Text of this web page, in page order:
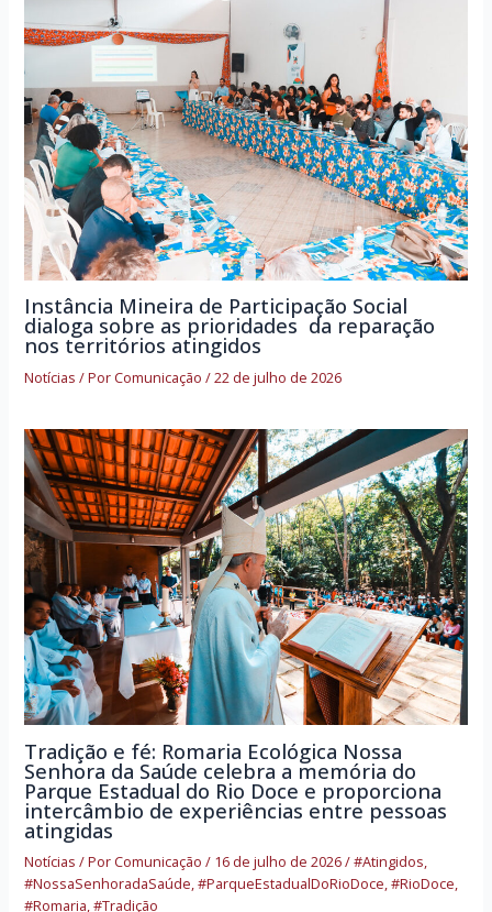
Instância Mineira de Participação Social
dialoga sobre as prioridades da reparação
nos territórios atingidos
Notícias / PorComunicação/22 de julho de 2026
Tradição e fé: Romaria Ecológica Nossa
Senhora da Saúde celebra a memória do
Parque Estadual do Rio Doce e proporciona
intercâmbio de experiências entre pessoas
atingidas
Notícias / PorComunicação/ 16 de julho de 2026/#Atingidos,
#NossaSenhoradaSaúde,#ParqueEstadualDoRioDoce,#RioDoce,
#Romaria,#Tradição